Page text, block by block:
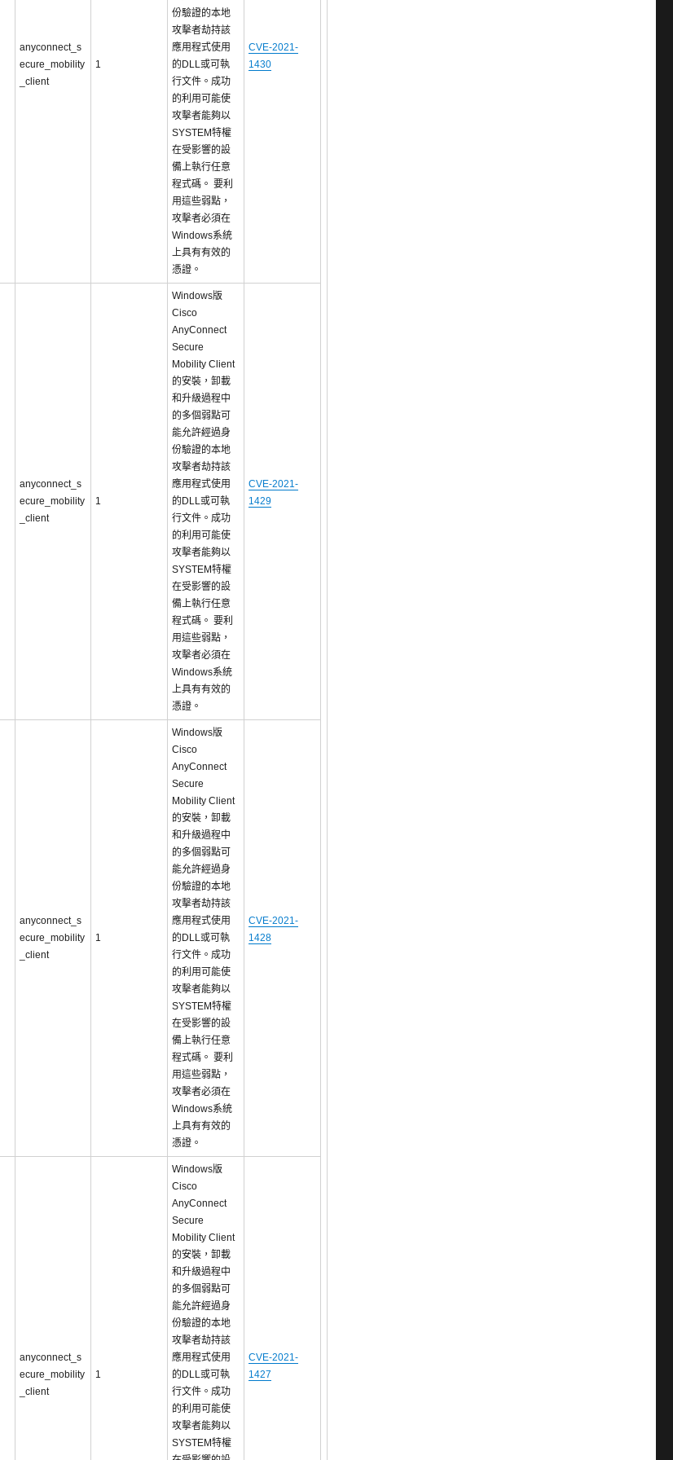
anyconnect_s
ecure_mobility
_client
1
份驗證的本地
攻擊者劫持該
應用程式使用
的DLL或可執
行文件。成功
的利用可能使
攻擊者能夠以
SYSTEM特權
在受影響的設
備上執行任意
程式碼。 要利
用這些弱點，
攻擊者必須在
Windows系統
上具有有效的
憑證。
CVE-2021-
1430
anyconnect_s
ecure_mobility
_client
1
Windows版
Cisco
AnyConnect
Secure
Mobility Client
的安裝，卸載
和升級過程中
的多個弱點可
能允許經過身
份驗證的本地
攻擊者劫持該
應用程式使用
的DLL或可執
行文件。成功
的利用可能使
攻擊者能夠以
SYSTEM特權
在受影響的設
備上執行任意
程式碼。 要利
用這些弱點，
攻擊者必須在
Windows系統
上具有有效的
憑證。
CVE-2021-
1429
anyconnect_s
ecure_mobility
_client
1
Windows版
Cisco
AnyConnect
Secure
Mobility Client
的安裝，卸載
和升級過程中
的多個弱點可
能允許經過身
份驗證的本地
攻擊者劫持該
應用程式使用
的DLL或可執
行文件。成功
的利用可能使
攻擊者能夠以
SYSTEM特權
在受影響的設
備上執行任意
程式碼。 要利
用這些弱點，
攻擊者必須在
Windows系統
上具有有效的
憑證。
CVE-2021-
1428
anyconnect_s
ecure_mobility
_client
1
Windows版
Cisco
AnyConnect
Secure
Mobility Client
的安裝，卸載
和升級過程中
的多個弱點可
能允許經過身
份驗證的本地
攻擊者劫持該
應用程式使用
的DLL或可執
行文件。成功
的利用可能使
攻擊者能夠以
SYSTEM特權
CVE-2021-
1427